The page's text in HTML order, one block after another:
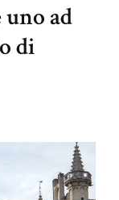
ad
di